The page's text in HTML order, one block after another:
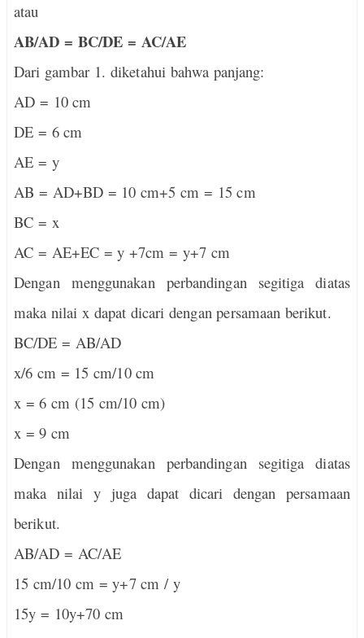
atau
AB/AD = BC/DE = AC/AE
Dari gambar 1. diketahui bahwa panjang:
AD = 10 cm
DE = 6 cm
AE = y
AB = AD+BD = 10 cm+5 cm = 15 cm
BC = x
AC = AE+EC = y +7cm = y+7 cm
Dengan menggunakan perbandingan segitiga diatas
maka nilai x dapat dicari dengan persamaan berikut.
BC/DE = AB/AD
x/6 cm = 15 cm/10 cm
x = 6 cm (15 cm/10 cm)
x = 9 cm
Dengan menggunakan perbandingan segitiga diatas
maka nilai y juga dapat dicari dengan persamaan
berikut.
AB/AD = AC/AE
15 cm/10 cm = y+7 cm / y
15y = 10y+70 cm